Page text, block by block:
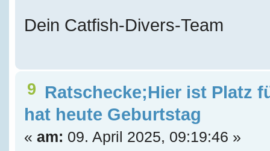
Dein Catfish-Divers-Team
9 Ratschecke;Hier ist Platz
hat heute Geburtstag
« am: 09. April 2025, 09:19:46 »